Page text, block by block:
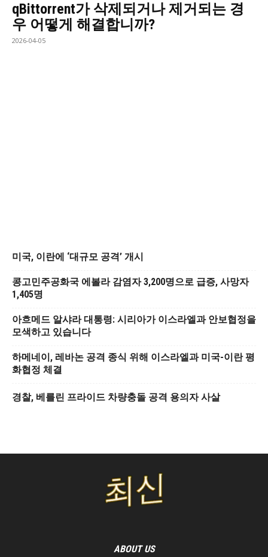
qBittorrent가 삭제되거나 제거되는 경
우 어떻게 해결합니까?
2026-04-05
미국, 이란에 ‘대규모 공격’ 개시
콩고민주공화국 에볼라 감염자 3,200명으로 급증, 사망자
1,405명
아흐메드 알샤라 대통령: 시리아가 이스라엘과 안보협정을
모색하고 있습니다
하메네이, 레바논 공격 종식 위해 이스라엘과 미국-이란 평
화협정 체결
경찰, 베를린 프라이드 차량충돌 공격 용의자 사살
ABOUT US